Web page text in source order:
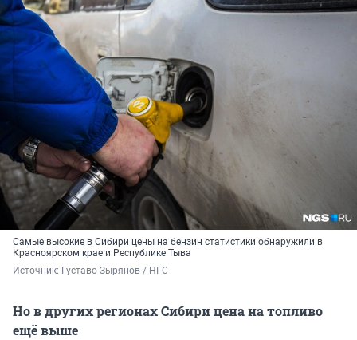
Самые высокие в Сибири цены на бензин статистики обнаружили в
Красноярском крае и Республике Тыва
Источник: Густаво Зырянов / НГС
Но в других регионах Сибири цена на топливо
ещё выше